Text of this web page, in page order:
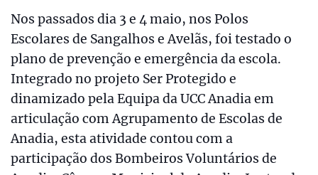
Nos passados dia 3 e 4 maio, nos Polos
Escolares de Sangalhos e Avelãs, foi testado o
plano de prevenção e emergência da escola.
Integrado no projeto Ser Protegido e
dinamizado pela Equipa da UCC Anadia em
articulação com Agrupamento de Escolas de
Anadia, esta atividade contou com a
participação dos Bombeiros Voluntários de